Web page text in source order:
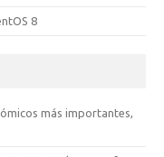
8
más importantes,